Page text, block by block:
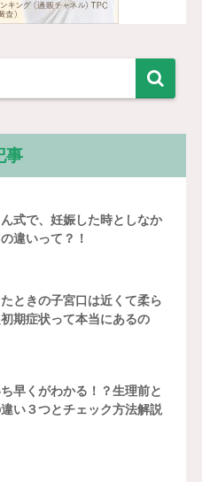
事
ん式で、妊娠した時としなか
違いって？！
たときの子宮口は近くて柔ら
期症状って本当にあるの
早くがわかる！？生理前と
い３つとチェック方法解説